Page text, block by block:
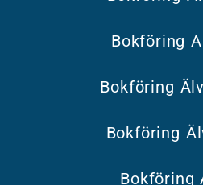
Bokföring
Bokföring
Bokföring
Bokföring